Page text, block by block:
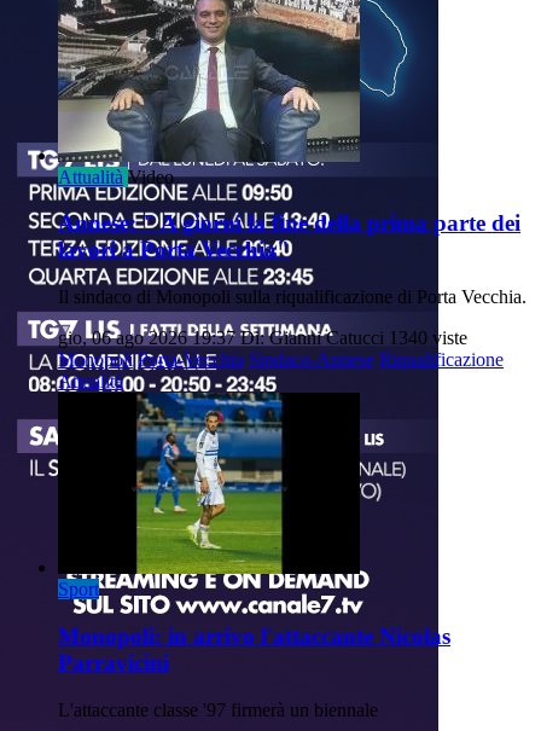
Attualità Video
Annese: " A giorni la fine della prima parte dei
lavori a Porta Vecchia"
Il sindaco di Monopoli sulla riqualificazione di Porta Vecchia.
gio, 06 ago 2026 19:37 Di: Gianni Catucci 1340 viste
Monopoli Porta-Vecchia Sindaco-Annese Riqualificazione
Attualità
Sport
Monopoli: in arrivo l'attaccante Nicolas
Parravicini
L'attaccante classe '97 firmerà un biennale